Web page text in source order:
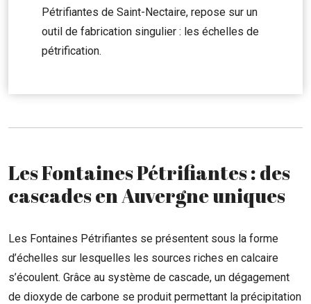
Pétrifiantes de Saint-Nectaire, repose sur un
outil de fabrication singulier : les échelles de
pétrification.
Les Fontaines Pétrifiantes : des
cascades en Auvergne uniques
Les Fontaines Pétrifiantes se présentent sous la forme
d’échelles sur lesquelles les sources riches en calcaire
s’écoulent. Grâce au système de cascade, un dégagement
de dioxyde de carbone se produit permettant la précipitation